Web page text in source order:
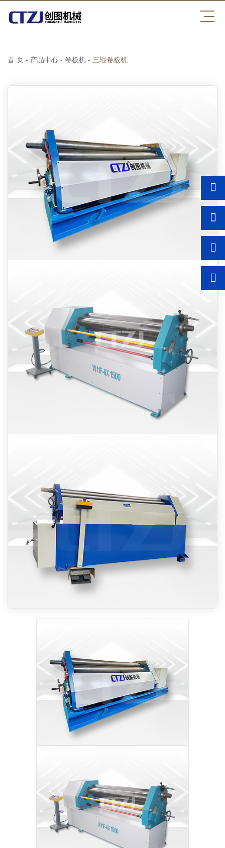
压球平台
首 页 - 产品中心 - 卷板机 - 三辊卷板机